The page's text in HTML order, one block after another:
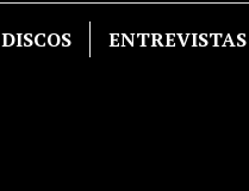
DISCOS ENTREVISTAS